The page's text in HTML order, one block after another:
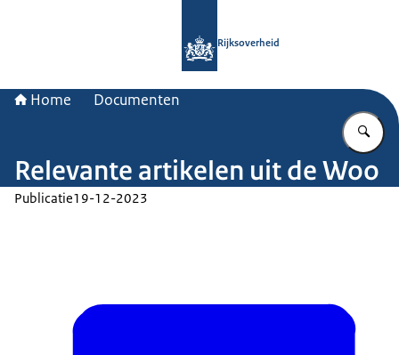
Rijksoverheid
Home Documenten
Relevante artikelen uit de Woo
Publicatie19-12-2023